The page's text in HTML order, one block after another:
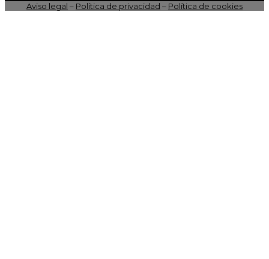
Aviso legal – Política de privacidad – Política de cookies